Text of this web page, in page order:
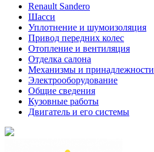
Renault Sandero
Шасси
Уплотнение и шумоизоляция
Привод передних колес
Отопление и вентиляция
Отделка салона
Механизмы и принадлежности
Электрооборудование
Общие сведения
Кузовные работы
Двигатель и его системы